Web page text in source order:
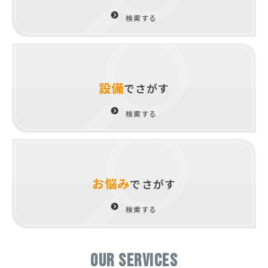
検索する
設備でさがす
検索する
お悩みでさがす
検索する
OUR SERVICES